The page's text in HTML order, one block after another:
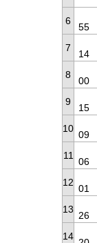
6
55
7
14
8
00
9
15
10
09
11
06
12
01
13
26
14